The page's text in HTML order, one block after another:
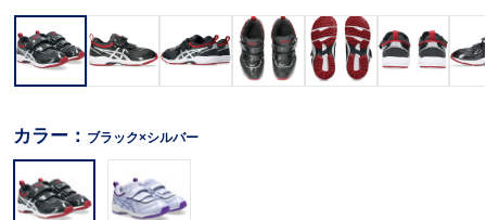
カラー： ブラック×シルバー